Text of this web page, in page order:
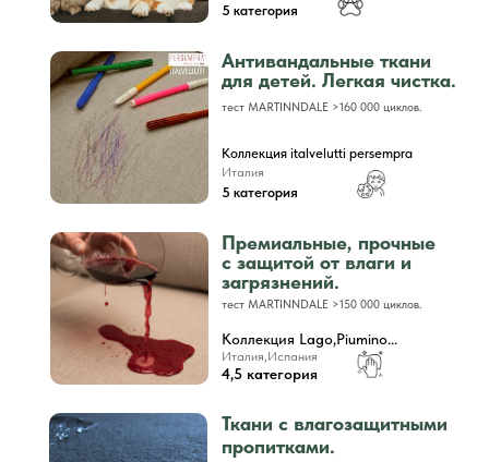
5 категория
тест MARTINNDALE >150 000 циклов.
5 категория
Коллекция italvelutti persempra
Антивандальные ткани
для детей. Легкая чистка.
Премиальные, прочные
с защитой от влаги и
загрязнений.
Коллекция Lago,Piumino...
Италия,Испания
4,5 категория
тест MARTINNDALE >160 000 циклов.
Ткани с влагозащитными
пропитками.
Италия